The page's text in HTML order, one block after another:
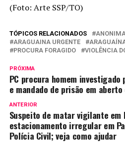
(Foto: Arte SSP/TO)
TÓPICOS RELACIONADOS
ARAGUAINA URGENTE
PROCURA FORAGIDO
VIOLÊNCIA
PRÓXIMA
PC procura homem
e mandado de prisão em
ANTERIOR
Suspeito de matar vigilante em
estacionamento irregular em
Polícia Civil; veja como ajudar